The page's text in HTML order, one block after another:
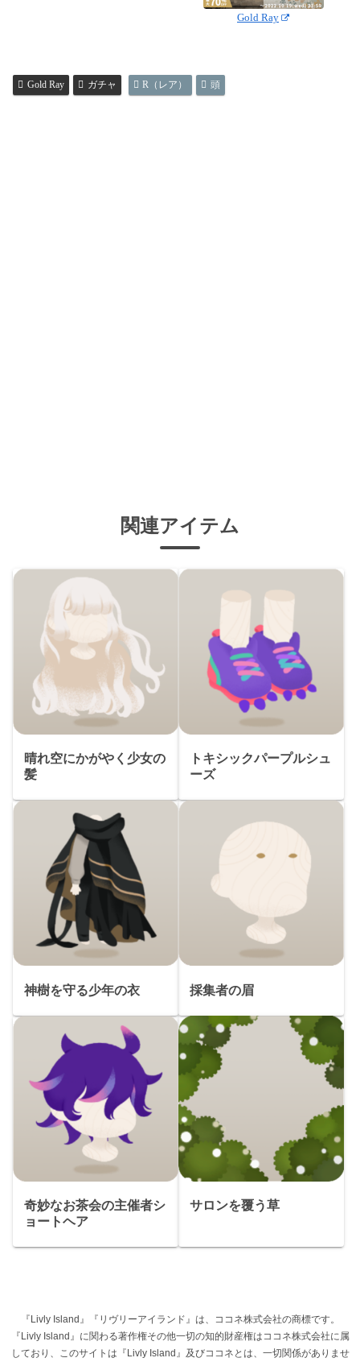
Gold Ray
Gold Ray ガチャ R（レア） 頭
関連アイテム
晴れ空にかがやく少女の
髪
トキシックパープルシュ
ーズ
神樹を守る少年の衣 採集者の眉
奇妙なお茶会の主催者シ
ョートヘア
サロンを覆う草
『Livly Island』『リヴリーアイランド』は、ココネ株式会社の商標です。
『Livly Island』に関わる著作権その他一切の知的財産権はココネ株式会社に属
しており、このサイトは『Livly Island』及びココネとは、一切関係がありませ